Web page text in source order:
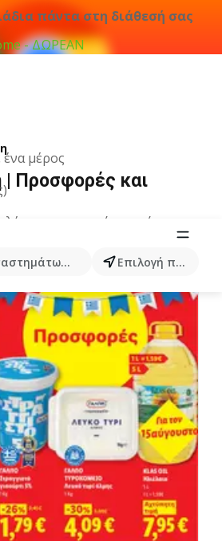
πάντα στη διάθεσή σας
- ΔΩΡΕΑΝ
μέρος
κατηγοριών, προϊόντων...
Επιλογή πόλης
| Προσφορές και
για αυτόν τον όρο.
από την κατηγορία